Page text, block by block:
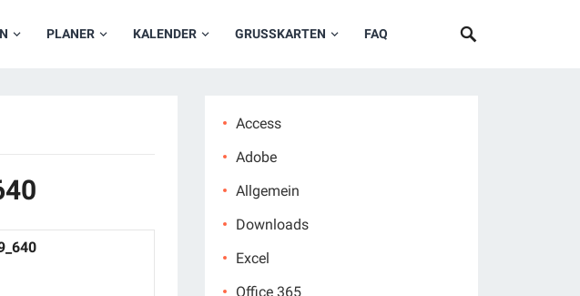
PLANER KALENDER GRUSSKARTEN FAQ
Access
Adobe
Allgemein
Downloads
Excel
Office 365